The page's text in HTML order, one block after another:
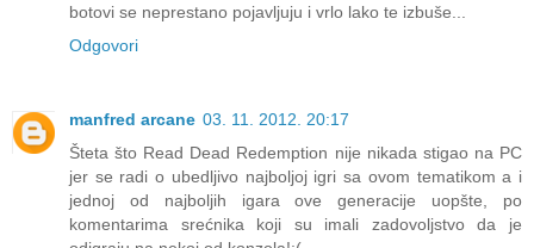
botovi se neprestano pojavljuju i vrlo lako te izbuše...
Odgovori
manfred arcane 03. 11. 2012. 20:17
Šteta što Read Dead Redemption nije nikada stigao na PC
jer se radi o ubedljivo najboljoj igri sa ovom tematikom a i
jednoj od najboljih igara ove generacije uopšte, po
komentarima srećnika koji su imali zadovoljstvo da je